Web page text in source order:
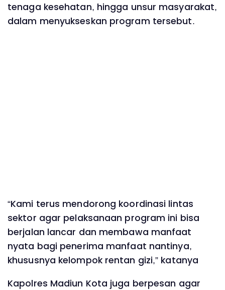
tenaga kesehatan, hingga unsur masyarakat,
dalam menyukseskan program tersebut.
“Kami terus mendorong koordinasi lintas
sektor agar pelaksanaan program ini bisa
berjalan lancar dan membawa manfaat
nyata bagi penerima manfaat nantinya,
khususnya kelompok rentan gizi,” katanya
Kapolres Madiun Kota juga berpesan agar